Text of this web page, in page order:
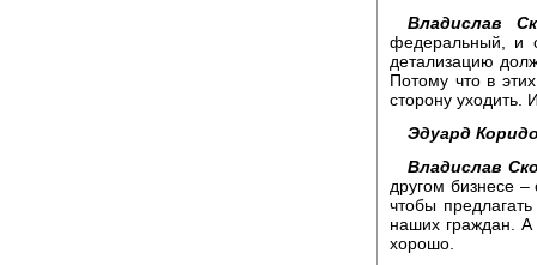
Владислав
федеральный, и
детализацию
Потому что в
сторону уходить.
Эдуард
Владислав
другом бизнесе –
чтобы
наших граждан. А
хорошо.